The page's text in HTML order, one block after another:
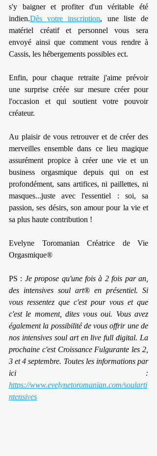
s'y baigner et profiter d'un véritable été
indien.Dès votre inscription, une liste de
matériel créatif et personnel vous sera
envoyé ainsi que comment vous rendre à
Cassis, les hébergements possibles ect.
Enfin, pour chaque retraite j'aime prévoir
une surprise créée sur mesure créer pour
l'occasion et qui soutient votre pouvoir
créateur.
Au plaisir de vous retrouver et de créer des
merveilles ensemble dans ce lieu magique
assurément propice à créer une vie et un
business orgasmique depuis qui on est
profondément, sans artifices, ni paillettes, ni
masques...juste avec l'essentiel : soi, sa
passion, ses désirs, son amour pour la vie et
sa plus haute contribution !
Evelyne Toromanian Créatrice de Vie
Orgasmique®
PS : Je propose qu'une fois à 2 fois par an,
des intensives soul art® en présentiel. Si
vous ressentez que c'est pour vous et que
c'est le moment, dites vous oui. Vous avez
également la possibilité de vous offrir une de
nos intensives soul art en live full digital. La
prochaine c'est Croissance Fulgurante les 2,
3 et 4 septembre. Toutes les informations par
https://www.evelynetoromanian.com/soularti
ntensives